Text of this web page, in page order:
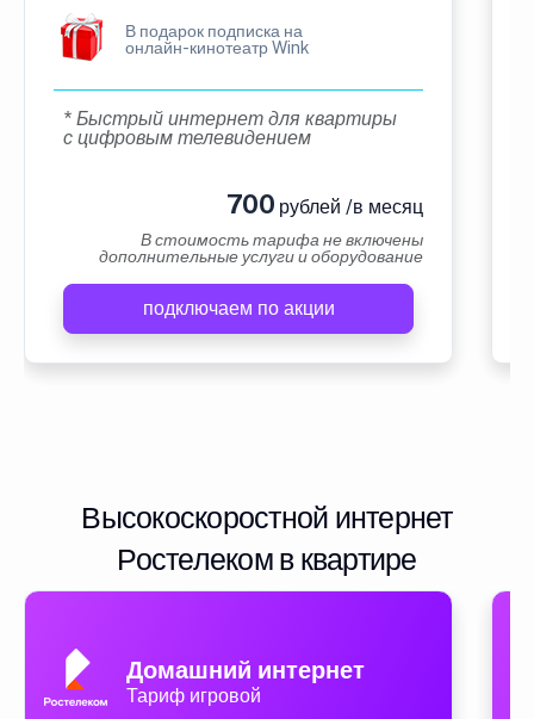
В подарок подписка на
онлайн-кинотеатр Wink
* Быстрый интернет для квартиры
с цифровым телевидением
700 рублей /в месяц
В стоимость тарифа не включены
дополнительные услуги и оборудование
подключаем по акции
Высокоскоростной интернет
Ростелеком в квартире
Домашний интернет
Тариф игровой